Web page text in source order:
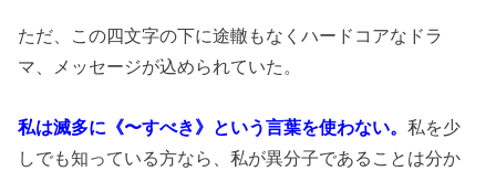
ただ、この四文字の下に途轍もなくハードコアなドラ
マ、メッセージが込められていた。
私は滅多に《〜すべき》という言葉を使わない。私を少
しでも知っている方なら、私が異分子であることは分か